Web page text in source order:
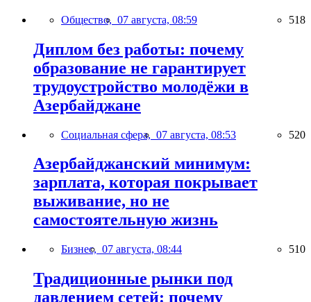
Общество, 07 августа, 08:59 518
Диплом без работы: почему
образование не гарантирует
трудоустройство молодёжи в
Азербайджане
Социальная сфера, 07 августа, 08:53 520
Азербайджанский минимум:
зарплата, которая покрывает
выживание, но не
самостоятельную жизнь
Бизнес, 07 августа, 08:44 510
Традиционные рынки под
давлением сетей: почему